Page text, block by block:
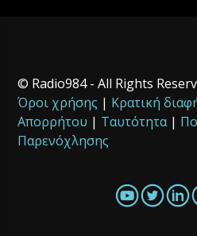
© Radio984 - All Rights
Όροι χρήσης | Κρατική
Απορρήτου | Ταυτότητα|
Παρενόχλησης